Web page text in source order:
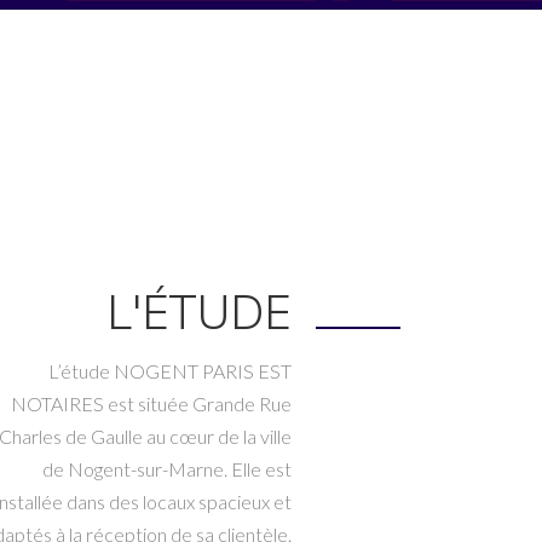
L'ÉTUDE
L’étude NOGENT PARIS EST
NOTAIRES est située Grande Rue
Charles de Gaulle au cœur de la ville
de Nogent-sur-Marne. Elle est
dans des locaux spacieux et
à la réception de sa clientèle.